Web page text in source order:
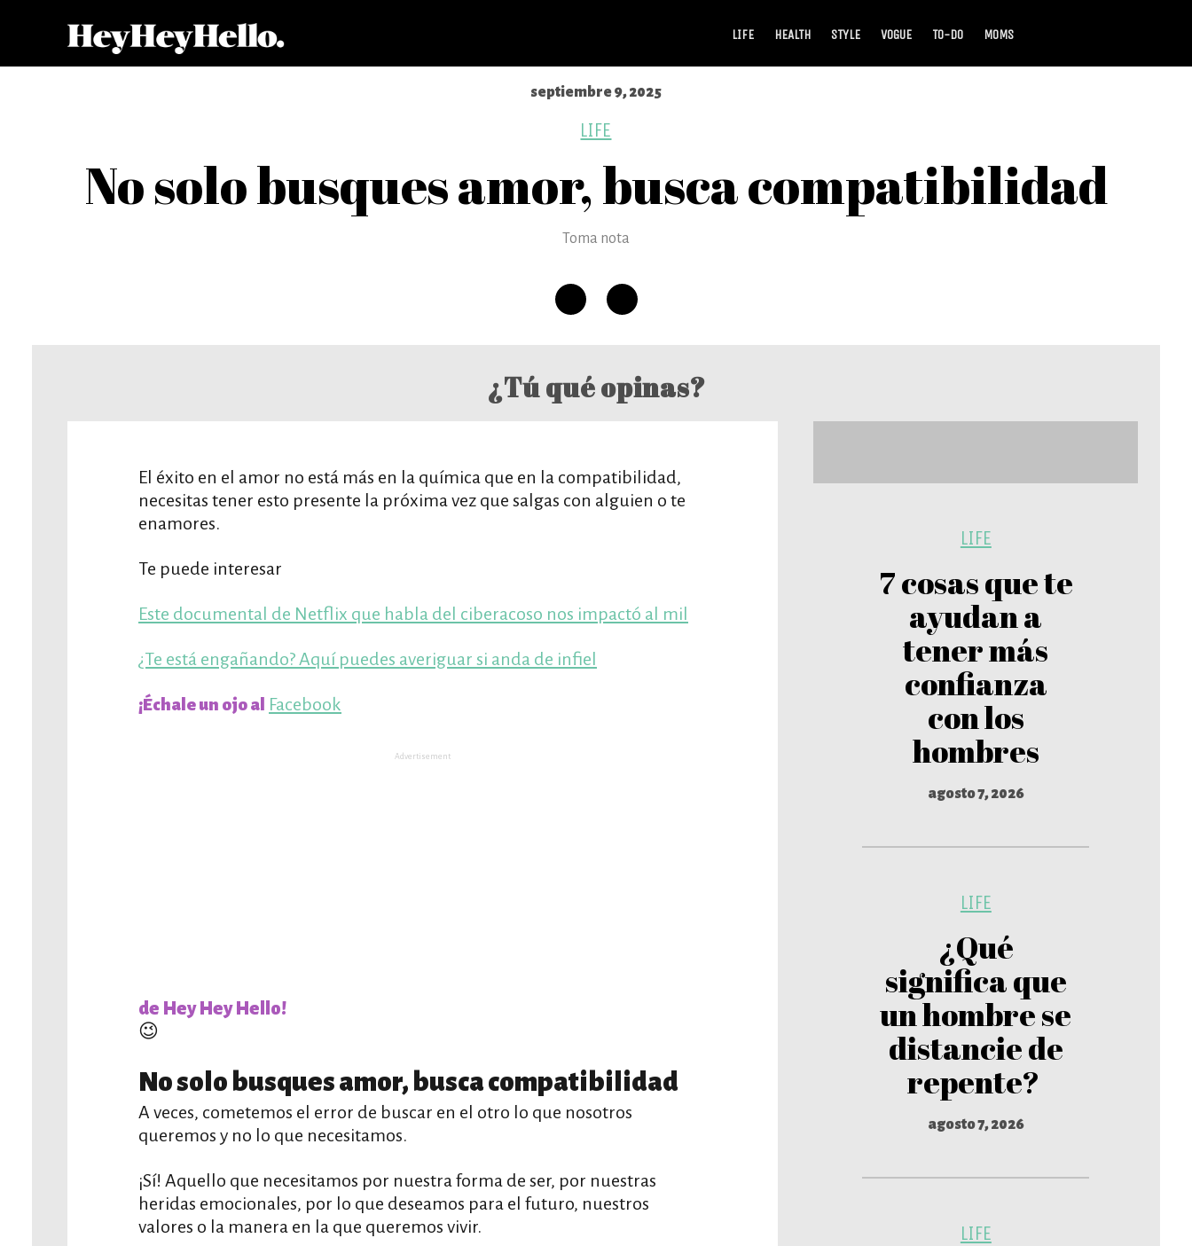
LIFE HEALTH STYLE VOGUE TO-DO MOMS
septiembre 9, 2025
LIFE
No solo busques amor, busca compatibilidad
Toma nota
¿Tú qué opinas?
LIFE
7 cosas que te
ayudan a
tener más
confianza
con los
hombres
agosto 7, 2026
LIFE
¿Qué
significa que
un hombre se
distancie de
repente?
agosto 7, 2026
LIFE
El éxito en el amor no está más en la química que en la compatibilidad,
necesitas tener esto presente la próxima vez que salgas con alguien o te
enamores.
Te puede interesar
Este documental de Netflix que habla del ciberacoso nos impactó al mil
¿Te está engañando? Aquí puedes averiguar si anda de infiel
¡Échale un ojo al Facebook
Advertisement
de Hey Hey Hello!
😉
No solo busques amor, busca compatibilidad
A veces, cometemos el error de buscar en el otro lo que nosotros
queremos y no lo que necesitamos.
¡Sí! Aquello que necesitamos por nuestra forma de ser, por nuestras
heridas emocionales, por lo que deseamos para el futuro, nuestros
valores o la manera en la que queremos vivir.